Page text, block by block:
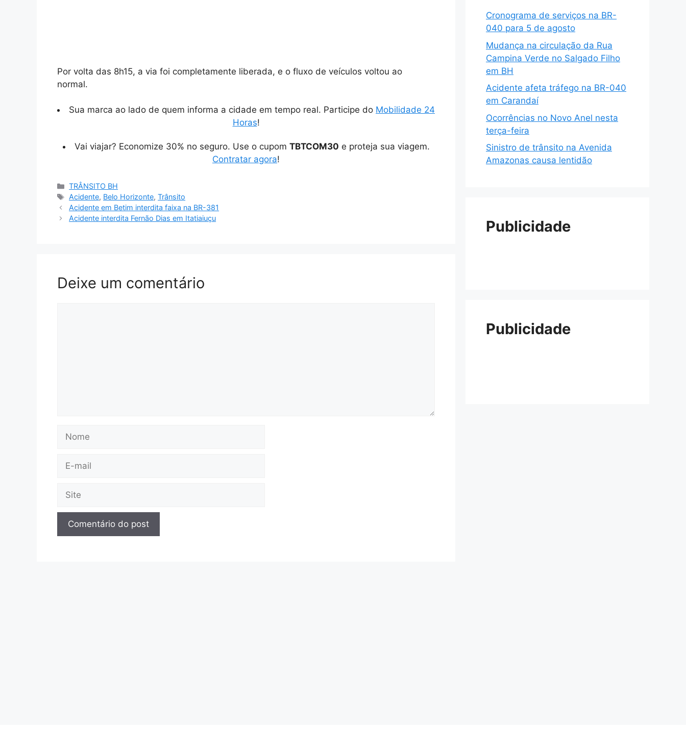
Por volta das 8h15, a via foi completamente liberada, e o fluxo de veículos voltou ao
normal.
Sua marca ao lado de quem informa a cidade em tempo real. Participe do Mobilidade 24
Horas!
Vai viajar? Economize 30% no seguro. Use o cupom TBTCOM30 e proteja sua viagem.
Contratar agora!
Categorias
TRÂNSITO BH
Tags
Acidente, Belo Horizonte,Trânsito
Acidente em Betim interdita faixa na BR-381
Acidente interdita Fernão Dias em Itatiaiuçu
Deixe um comentário
Nome
Site
Cronograma de serviços na BR-
040 para 5 de agosto
Mudança na circulação da Rua
Campina Verde no Salgado Filho
em BH
Acidente afeta tráfego na BR-040
em Carandaí
Ocorrências no Novo Anel nesta
terça-feira
Sinistro de trânsito na Avenida
Amazonas causa lentidão
Publicidade
Publicidade